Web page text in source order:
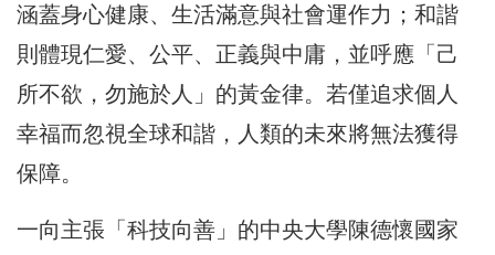
涵蓋身心健康、生活滿意與社會運作力；和諧
則體現仁愛、公平、正義與中庸，並呼應「己
所不欲，勿施於人」的黃金律。若僅追求個人
幸福而忽視全球和諧，人類的未來將無法獲得
保障。
一向主張「科技向善」的中央大學陳德懷國家